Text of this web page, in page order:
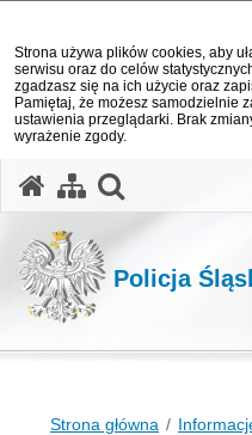
Strona używa plików cookies, aby
serwisu oraz do celów
zgadzasz się na ich użycie oraz
Pamiętaj, że możesz samodzielnie
ustawienia przeglądarki. Brak
wyrażenie zgody.
Policja
Strona główna